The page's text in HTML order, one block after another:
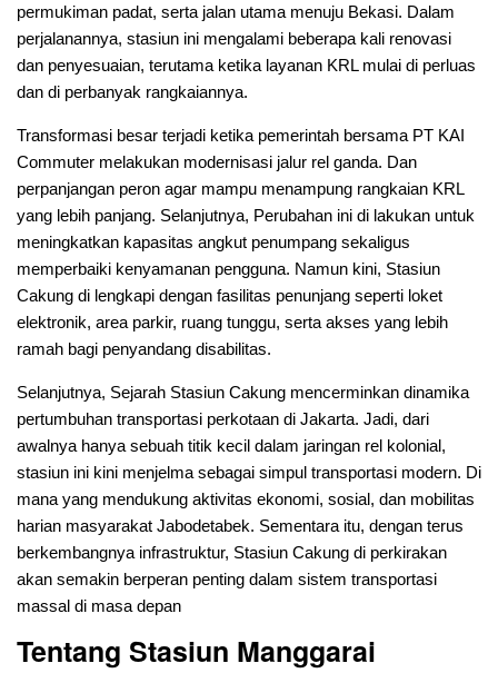
permukiman padat, serta jalan utama menuju Bekasi. Dalam
perjalanannya, stasiun ini mengalami beberapa kali renovasi
dan penyesuaian, terutama ketika layanan KRL mulai di perluas
dan di perbanyak rangkaiannya.
Transformasi besar terjadi ketika pemerintah bersama PT KAI
Commuter melakukan modernisasi jalur rel ganda. Dan
perpanjangan peron agar mampu menampung rangkaian KRL
yang lebih panjang. Selanjutnya, Perubahan ini di lakukan untuk
meningkatkan kapasitas angkut penumpang sekaligus
memperbaiki kenyamanan pengguna. Namun kini, Stasiun
Cakung di lengkapi dengan fasilitas penunjang seperti loket
elektronik, area parkir, ruang tunggu, serta akses yang lebih
ramah bagi penyandang disabilitas.
Selanjutnya, Sejarah Stasiun Cakung mencerminkan dinamika
pertumbuhan transportasi perkotaan di Jakarta. Jadi, dari
awalnya hanya sebuah titik kecil dalam jaringan rel kolonial,
stasiun ini kini menjelma sebagai simpul transportasi modern. Di
mana yang mendukung aktivitas ekonomi, sosial, dan mobilitas
harian masyarakat Jabodetabek. Sementara itu, dengan terus
berkembangnya infrastruktur, Stasiun Cakung di perkirakan
akan semakin berperan penting dalam sistem transportasi
massal di masa depan
Tentang Stasiun Manggarai